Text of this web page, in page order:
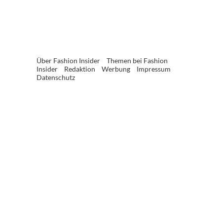
Über Fashion Insider
Themen bei Fashion
Insider
Redaktion Werbung
Impressum
Datenschutz